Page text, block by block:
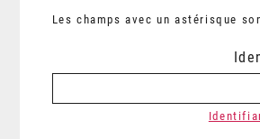
Les champs avec un astérisque